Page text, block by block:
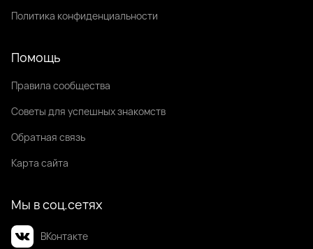
Политика конфиденциальности
Помощь
Правила сообщества
Советы для успешных знакомств
Обратная связь
Карта сайта
Мы в соц.сетях
ВКонтакте